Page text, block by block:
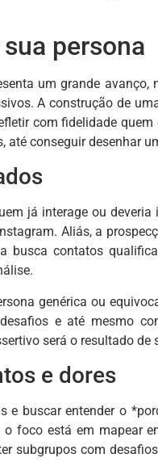
persona
um grande
A construção de
com fidelidade
conseguir desenhar
já interage ou
Aliás, a
busca contatos
genérica ou
e até mesmo
será o resultado de
e dores
buscar entender o
foco está em mapear
subgrupos com